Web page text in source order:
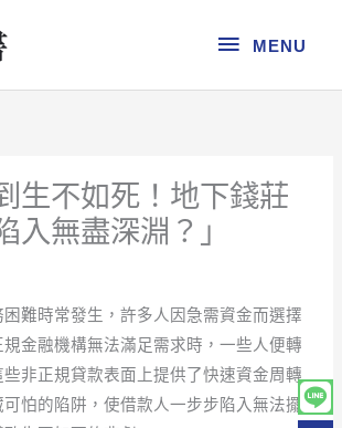
MENU
MENU
生不如死！地下錢莊
入無盡深淵？」
難時常發生，許多人因急需資金而選擇
金融機構無法滿足需求時，一些人便轉
非正規貸款表面上提供了快速資金周轉
怕的陷阱，使借款人一步步陷入無法擺